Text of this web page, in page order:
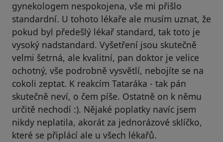
gynekologem nespokojena, vše mi přišlo
standardní. U tohoto lékaře ale musím uznat, že
pokud byl předešlý lékař standard, tak toto je
vysoký nadstandard. Vyšetření jsou skutečně
velmi šetrná, ale kvalitní, pan doktor je velice
ochotný, vše podrobně vysvětlí, nebojíte se na
cokoli zeptat. K reakcím Tataráka - tak pán
skutečně neví, o čem píše. Ostatně on k němu
určitě nechodí :). Nějaké poplatky navíc jsem
nikdy neplatila, akorát za jednorázové sklíčko,
které se připlácí ale u všech lékařů.